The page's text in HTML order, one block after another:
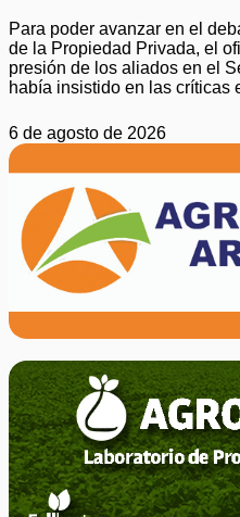
Para poder avanzar en el
de la Propiedad Privada, el
presión de los aliados en el
había insistido en las críticas
6 de agosto de 2026